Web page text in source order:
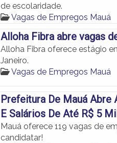
de escolaridade.
Vagas de Empregos Mauá
Alloha Fibra abre vagas
Alloha Fibra oferece estágio
Janeiro.
Vagas de Empregos Mauá
Prefeitura De Mauá Abre
E Salários De Até R$ 5
Mauá oferece 119 vagas de
candidatar!